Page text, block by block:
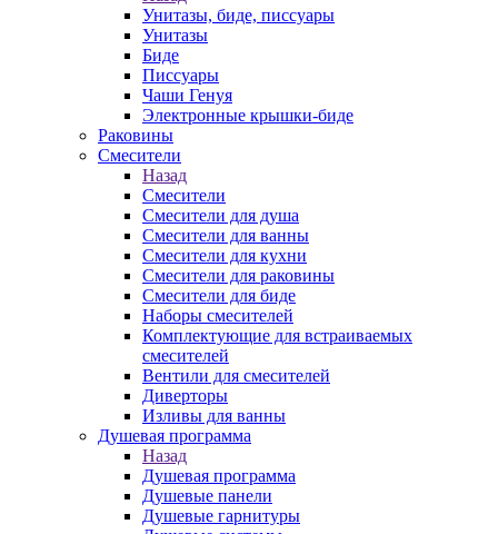
Унитазы, биде, писсуары
Унитазы
Биде
Писсуары
Чаши Генуя
Электронные крышки-биде
Раковины
Смесители
Назад
Смесители
Смесители для душа
Смесители для ванны
Смесители для кухни
Смесители для раковины
Смесители для биде
Наборы смесителей
Комплектующие для встраиваемых
смесителей
Вентили для смесителей
Диверторы
Изливы для ванны
Душевая программа
Назад
Душевая программа
Душевые панели
Душевые гарнитуры